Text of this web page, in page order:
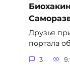
Друзья
портала
3